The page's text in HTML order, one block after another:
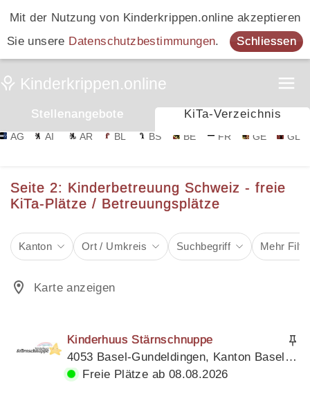
Mit der Nutzung von Kinderkrippen.online akzeptieren
Sie unsere Datenschutzbestimmungen. Schliessen
Stellenangebote KiTa-Verzeichnis
AG AI AR BL BS BE FR GE GL
Seite 2: Kinderbetreuung Schweiz - freie
KiTa-Plätze / Betreuungsplätze
Kanton Ort / Umkreis Suchbegriff Mehr
Karte anzeigen
Kinderhuus Stärnschnuppe
4053 Basel-Gundeldingen, Kanton Basel Stadt
Freie Plätze ab 08.08.2026